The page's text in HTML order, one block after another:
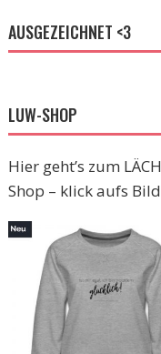
AUSGEZEICHNET <3
LUW-SHOP
Hier geht’s zum
Shop – klick aufs